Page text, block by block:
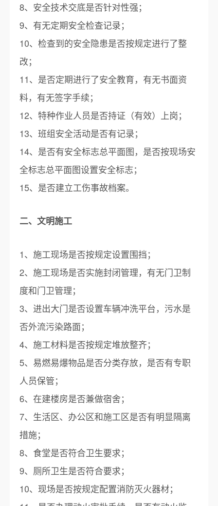
8、安全技术交底是否针对性强；
9、有无定期安全检查记录；
10、检查到的安全隐患是否按规定进行了整
改；
11、是否定期进行了安全教育，有无书面资
料，有无签字手续；
12、特种作业人员是否持证（有效）上岗；
13、班组安全活动是否有记录；
14、是否有安全标志总平面图，是否按现场安
全标志总平面图设置安全标志；
15、是否建立工伤事故档案。
二、文明施工
1、施工现场是否按规定设置围挡；
2、施工现场是否实施封闭管理，有无门卫制
度和门卫管理；
3、进出大门是否设置车辆冲洗平台，污水是
否外流污染路面；
4、施工材料是否按规定堆放整齐；
5、易燃易爆物品是否分类存放，是否有专职
人员保管；
6、在建楼房是否兼做宿舍；
7、生活区、办公区和施工区是否有明显隔离
措施；
8、食堂是否符合卫生要求；
9、厕所卫生是否符合要求；
10、现场是否按规定配置消防灭火器材；